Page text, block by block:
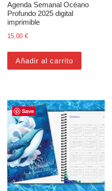
Agenda Semanal Océano
Profundo 2025 digital
imprimible
15,00 €
Añadir al carrito
Save